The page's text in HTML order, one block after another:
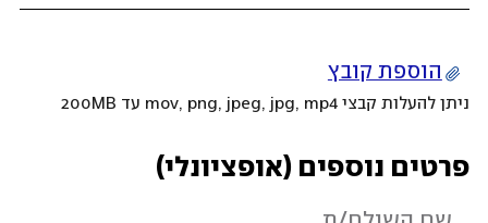
הוספת קובץ
ניתן להעלות קבצי mov, png, jpeg, jpg, mp4 עד 200MB
פרטים נוספים (אופציונלי)